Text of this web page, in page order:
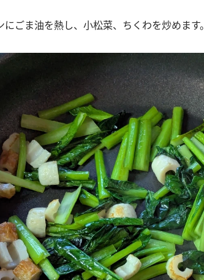
ごま油を熱し、小松菜、ちくわを炒めます。